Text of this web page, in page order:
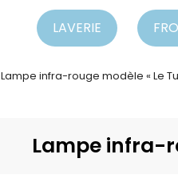
LAVERIE
Lampe infra-rouge modèle « Le
Lampe infra-